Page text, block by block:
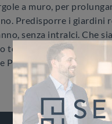
a muro, per
Predisporre i giardini
senza intralci. Che
tecnico, capaci di
più esclusive sul